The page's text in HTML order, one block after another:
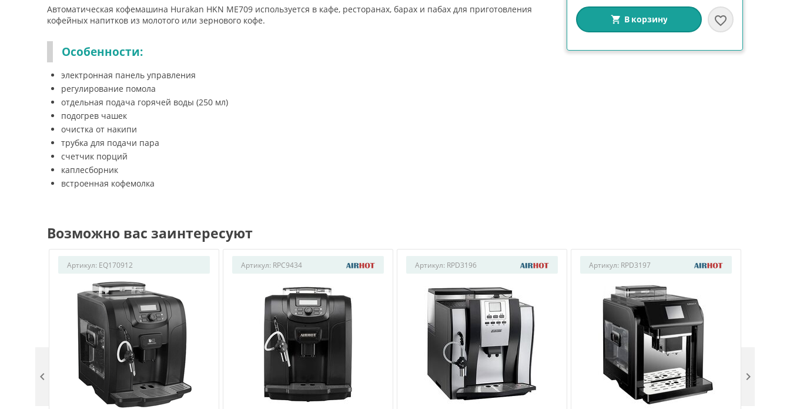
В корзину
Автоматическая кофемашина Hurakan HKN ME709 используется в кафе, ресторанах, барах и пабах для приготовления
кофейных напитков из молотого или зернового кофе.
Особенности:
электронная панель управления
регулирование помола
отдельная подача горячей воды (250 мл)
подогрев чашек
очистка от накипи
трубка для подачи пара
счетчик порций
каплесборник
встроенная кофемолка
Возможно вас заинтересуют
Артикул: EQ170912 Артикул: RPC9434 Артикул: RPD3196 Артикул: RPD3197
 